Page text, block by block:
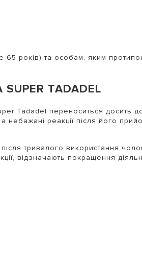
65 років) та особам, яким
TADADEL
Tadadel переноситься досить
реакції після його
тривалого використання
відзначають покращення